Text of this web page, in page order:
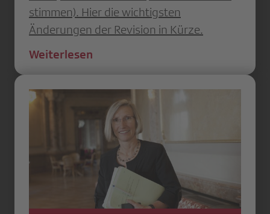
stimmen). Hier die wichtigsten
Änderungen der Revision in Kürze.
Weiterlesen